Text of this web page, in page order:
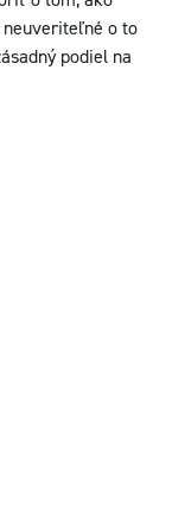
o to
podiel na